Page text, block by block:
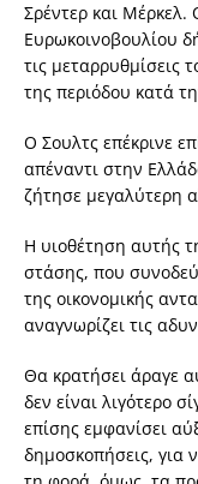
Σρέντερ και
Ευρωκοινοβουλίου
τις μεταρρυθμίσεις
της περιόδου κατά
Ο Σουλτς επέκρινε
απέναντι στην
ζήτησε μεγαλύτερη
Η υιοθέτηση αυτής
στάσης, που
της οικονομικής
αναγνωρίζει τις
Θα κρατήσει άραγε
δεν είναι λιγότερο
επίσης εμφανίσει
δημοσκοπήσεις, για